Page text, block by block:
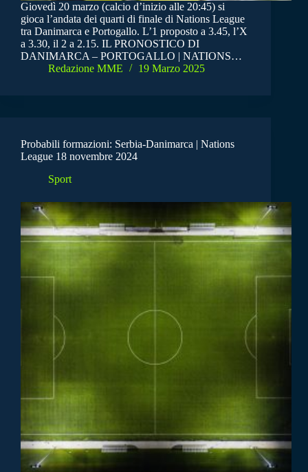
Giovedì 20 marzo (calcio d’inizio alle 20:45) si
gioca l’andata dei quarti di finale di Nations League
tra Danimarca e Portogallo. L’1 proposto a 3.45, l’X
a 3.30, il 2 a 2.15. IL PRONOSTICO DI
DANIMARCA – PORTOGALLO | NATIONS…
Redazione MME
19 Marzo 2025
Probabili formazioni: Serbia-Danimarca | Nations
League 18 novembre 2024
Sport